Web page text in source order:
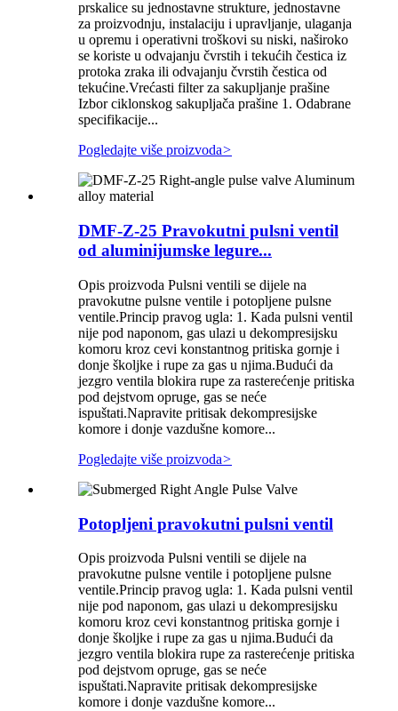
prskalice su jednostavne strukture, jednostavne
za proizvodnju, instalaciju i upravljanje, ulaganja
u opremu i operativni troškovi su niski, naširoko
se koriste u odvajanju čvrstih i tekućih čestica iz
protoka zraka ili odvajanju čvrstih čestica od
tekućine.Vrećasti filter za sakupljanje prašine
Izbor ciklonskog sakupljača prašine 1. Odabrane
specifikacije...
Pogledajte više proizvoda>
DMF-Z-25 Pravokutni pulsni ventil
od aluminijumske legure...
Opis proizvoda Pulsni ventili se dijele na
pravokutne pulsne ventile i potopljene pulsne
ventile.Princip pravog ugla: 1. Kada pulsni ventil
nije pod naponom, gas ulazi u dekompresijsku
komoru kroz cevi konstantnog pritiska gornje i
donje školjke i rupe za gas u njima.Budući da
jezgro ventila blokira rupe za rasterećenje pritiska
pod dejstvom opruge, gas se neće
ispuštati.Napravite pritisak dekompresijske
komore i donje vazdušne komore...
Pogledajte više proizvoda>
Potopljeni pravokutni pulsni ventil
Opis proizvoda Pulsni ventili se dijele na
pravokutne pulsne ventile i potopljene pulsne
ventile.Princip pravog ugla: 1. Kada pulsni ventil
nije pod naponom, gas ulazi u dekompresijsku
komoru kroz cevi konstantnog pritiska gornje i
donje školjke i rupe za gas u njima.Budući da
jezgro ventila blokira rupe za rasterećenje pritiska
pod dejstvom opruge, gas se neće
ispuštati.Napravite pritisak dekompresijske
komore i donje vazdušne komore...